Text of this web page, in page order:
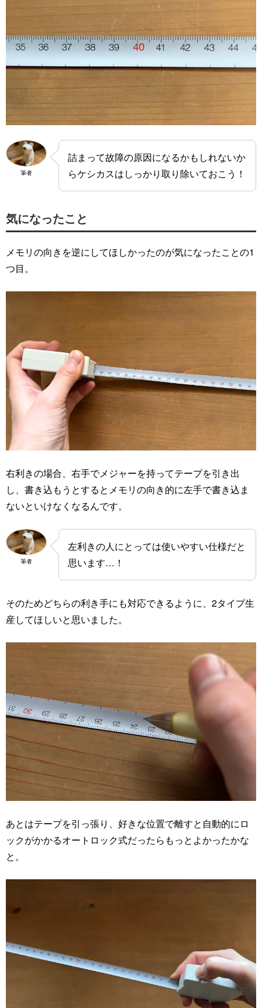
筆者
詰まって故障の原因になるかもしれないか
らケシカスはしっかり取り除いておこう！
気になったこと
メモリの向きを逆にしてほしかったのが気になったことの1
つ目。
右利きの場合、右手でメジャーを持ってテープを引き出
し、書き込もうとするとメモリの向き的に左手で書き込ま
ないといけなくなるんです。
筆者
左利きの人にとっては使いやすい仕様だと
思います…！
そのためどちらの利き手にも対応できるように、2タイプ生
産してほしいと思いました。
あとはテープを引っ張り、好きな位置で離すと自動的にロ
ックがかかるオートロック式だったらもっとよかったかな
と。